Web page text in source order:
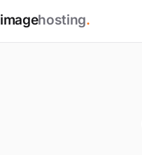
imagehosting.